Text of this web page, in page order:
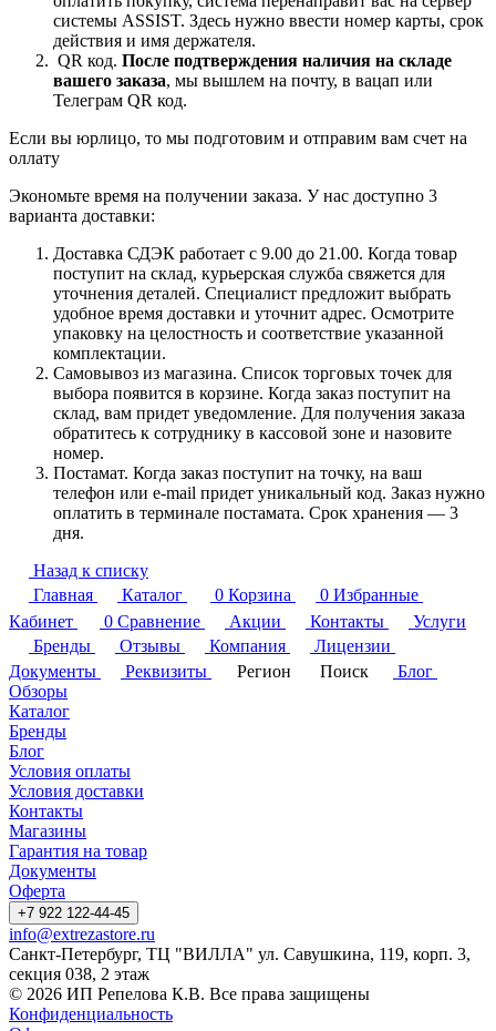
системы ASSIST. Здесь нужно ввести номер карты, срок
действия и имя держателя.
QR код. После подтверждения наличия на складе
вашего заказа, мы вышлем на почту, в вацап или
Телеграм QR код.
Если вы юрлицо, то мы подготовим и отправим вам счет на
оллату
Экономьте время на получении заказа. У нас доступно 3
варианта доставки:
Доставка СДЭК работает с 9.00 до 21.00. Когда товар
поступит на склад, курьерская служба свяжется для
уточнения деталей. Специалист предложит выбрать
удобное время доставки и уточнит адрес. Осмотрите
упаковку на целостность и соответствие указанной
комплектации.
Самовывоз из магазина. Список торговых точек для
выбора появится в корзине. Когда заказ поступит на
склад, вам придет уведомление. Для получения заказа
обратитесь к сотруднику в кассовой зоне и назовите
номер.
Постамат. Когда заказ поступит на точку, на ваш
телефон или e-mail придет уникальный код. Заказ нужно
оплатить в терминале постамата. Срок хранения — 3
дня.
Назад к списку
Главная
Каталог 0 Корзина 0 Избранные
Кабинет
0 Сравнение Акции Контакты
Услуги
Бренды
Отзывы Компания
Лицензии
Документы
Реквизиты Регион Поиск
Блог
Обзоры
Каталог
Бренды
Блог
Условия оплаты
Условия доставки
Контакты
Магазины
Гарантия на товар
Документы
Оферта
+7 922 122-44-45
info@extrezastore.ru
Санкт-Петербург, ТЦ "ВИЛЛА" ул. Савушкина, 119, корп. 3,
секция 038, 2 этаж
© 2026 ИП Репелова К.В. Все права защищены
Конфиденциальность